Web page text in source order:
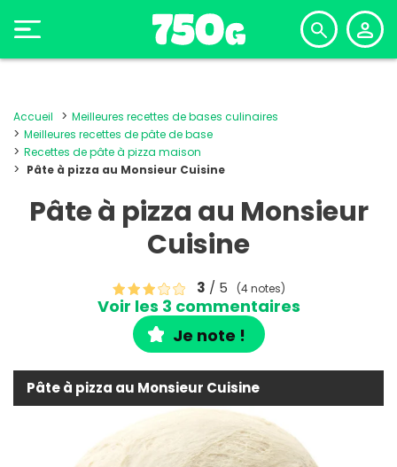
Accueil
Meilleures recettes de bases culinaires
Meilleures recettes de pâte de base
Recettes de pâte à pizza maison
Pâte à pizza au Monsieur Cuisine
Pâte à pizza au Monsieur
Cuisine
3 / 5 (4 notes)
Voir les 3 commentaires
Je note !
Pâte à pizza au Monsieur Cuisine